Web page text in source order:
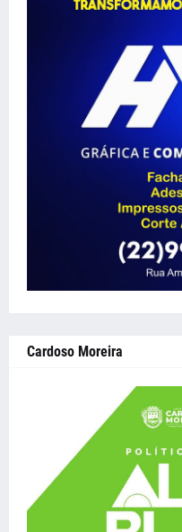
Cardoso Moreira